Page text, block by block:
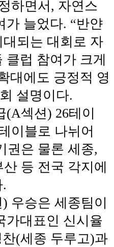
하면서, 자연스
가 늘었다. “반얀
되는 대회로 자
럽 참여가 크게
대에도 긍정적 영
설명이다.
섹션) 26테이
이블로 나뉘어
권은 물론 세종,
등 전국 각지에
우승은 세종팀이
가대표인 신시율
(세종 두루고)과